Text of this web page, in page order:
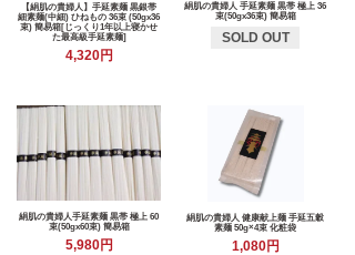
【絹肌の貴婦人】手延素麺 黒銀帯
細素麺(中細) ひねもの 36束 (50gx36
束) 簡易箱[じっくり1年以上寝かせ
た最高級手延素麺]
4,320円
絹肌の貴婦人 手延素麺 黒帯 極上 36
束(50gx36束) 簡易箱
SOLD OUT
絹肌の貴婦人手延素麺 黒帯 極上 60
束(50gx60束) 簡易箱
5,980円
絹肌の貴婦人 健康献上麺 手延五穀
素麺 50g×4束 化粧袋
1,080円